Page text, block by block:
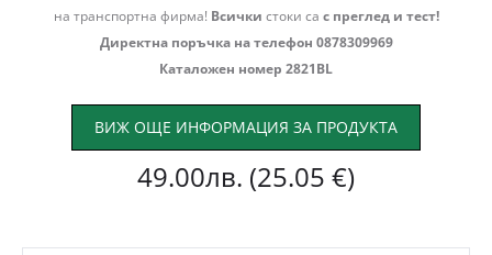
на транспортна фирма! Всички стоки са с преглед и тест!
Директна поръчка на телефон 0878309969
Каталожен номер 2821BL
ВИЖ ОЩЕ ИНФОРМАЦИЯ ЗА ПРОДУКТА
49.00лв. (25.05 €)